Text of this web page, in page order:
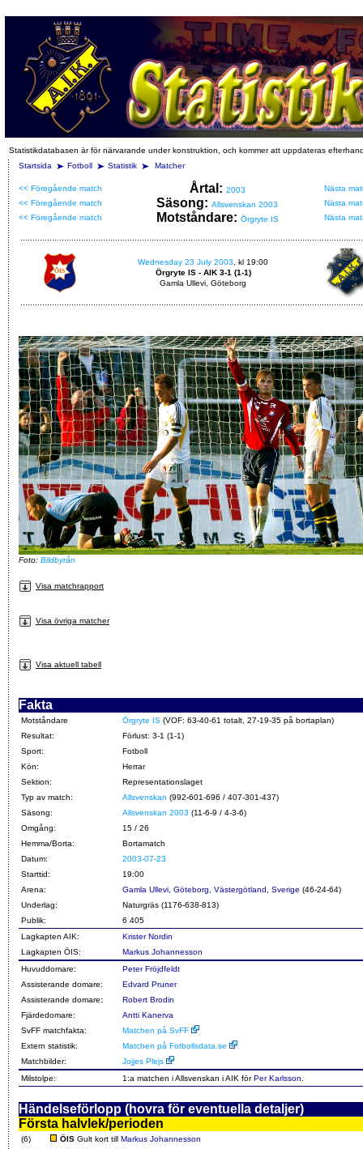
Statistikdatabasen är för närvarande under konstruktion, och kommer att uppdateras
Startsida
Fotboll Statistik Matcher
<< Föregående match Årtal: 2003
Nästa
<< Föregående match
Säsong: Allsvenskan 2003
Nästa
<< Föregående match
Motståndare: Örgryte IS Nästa
Wednesday 23 July 2003 , kl 19:00
Örgryte IS - AIK 3-1 (1-1)
Gamla Ullevi, Göteborg
Foto: Bildbyrån
Visa matchrapport
Visa övriga matcher
Visa aktuell tabell
Fakta
Motståndare Örgryte IS (VOF: 63-40-61 totalt, 27-19-35 på bortaplan)
Resultat:
Förlust: 3-1 (1-1)
Sport:
Fotboll
Kön:
Herrar
Sektion:
Representationslaget
Typ av match:
Allsvenskan (992-601-696 / 407-301-437)
Säsong:
Allsvenskan 2003 (11-6-9 / 4-3-6)
Omgång:
15 / 26
Hemma/Borta:
Bortamatch
Datum:
2003-07-23
Starttid:
19:00
Arena:
Gamla Ullevi, Göteborg, Västergötland, Sverige (46-24-64)
Underlag:
Naturgräs (1176-638-813)
Publik:
6 405
Lagkapten AIK:
Krister Nordin
Lagkapten ÖIS:
Markus Johannesson
Huvuddomare:
Peter Fröjdfeldt
Assisterande domare:
Edvard Pruner
Assisterande domare:
Robert Brodin
Fjärdedomare:
Antti Kanerva
SvFF matchfakta:
Matchen på SvFF
Extern statistik:
Matchen på Fotbollsdata.se
Matchbilder:
Jojjes Plejs
Milstolpe:
1:a matchen i Allsvenskan i AIK förPer Karlsson
Händelseförlopp (hovra för eventuella detaljer)
Första halvlek/perioden
(6) ÖIS Gult kort till Markus Johannesson